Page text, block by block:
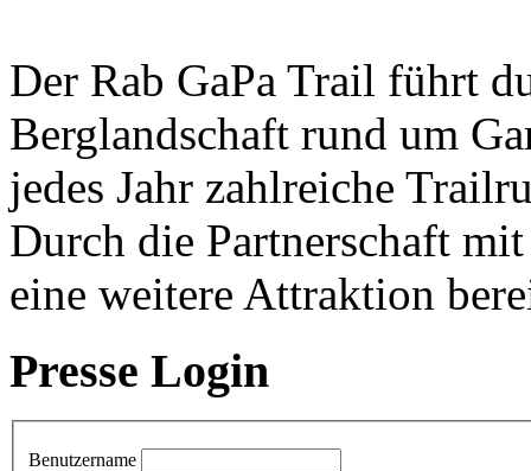
Der Rab GaPa Trail führt
Berglandschaft rund um
jedes Jahr zahlreiche
Durch die Partnerschaft
eine weitere Attraktion
Presse Login
Benutzername